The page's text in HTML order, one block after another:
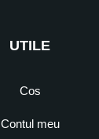
UTILE
Cos
Contul meu